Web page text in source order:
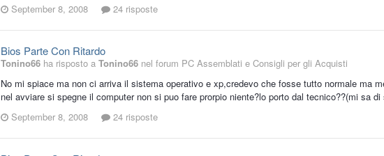
September 8, 2008
24 risposte
Bios Parte Con Ritardo
Tonino66 ha risposto a Tonino66 nel forum PC Assemblati e Consigli per gli Acquisti
No mi spiace ma non ci arriva il sistema operativo e xp,credevo che fosse tutto normale ma
nel avviare si spegne il computer non si puo fare prorpio niente?lo porto dal tecnico??(mi sa di
September 8, 2008
24 risposte